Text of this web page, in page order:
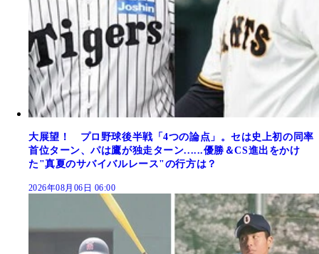
大展望！ プロ野球後半戦「4つの論点」。セは史上初の同率
首位ターン、パは鷹が独走ターン......優勝＆CS進出をかけ
た"真夏のサバイバルレース"の行方は？
2026年08月06日 06:00